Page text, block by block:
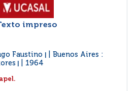
impreso
Faustino
Buenos Aires :
1964